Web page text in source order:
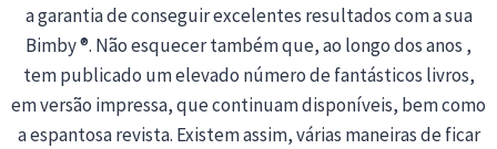
a garantia de conseguir excelentes resultados com a sua
Bimby ®. Não esquecer também que, ao longo dos anos ,
tem publicado um elevado número de fantásticos livros,
em versão impressa, que continuam disponíveis, bem como
a espantosa revista. Existem assim, várias maneiras de ficar